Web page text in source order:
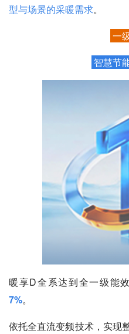
型与场景的采暖需求。
一
智慧节
暖享D全系达到全一级能
7%。
依托全直流变频技术，实现